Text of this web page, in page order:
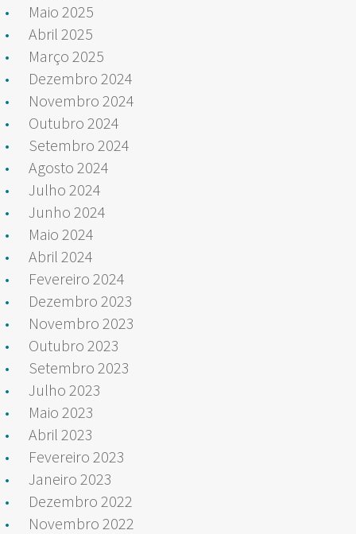
Maio 2025
Abril 2025
Março 2025
Dezembro 2024
Novembro 2024
Outubro 2024
Setembro 2024
Agosto 2024
Julho 2024
Junho 2024
Maio 2024
Abril 2024
Fevereiro 2024
Dezembro 2023
Novembro 2023
Outubro 2023
Setembro 2023
Julho 2023
Maio 2023
Abril 2023
Fevereiro 2023
Janeiro 2023
Dezembro 2022
Novembro 2022